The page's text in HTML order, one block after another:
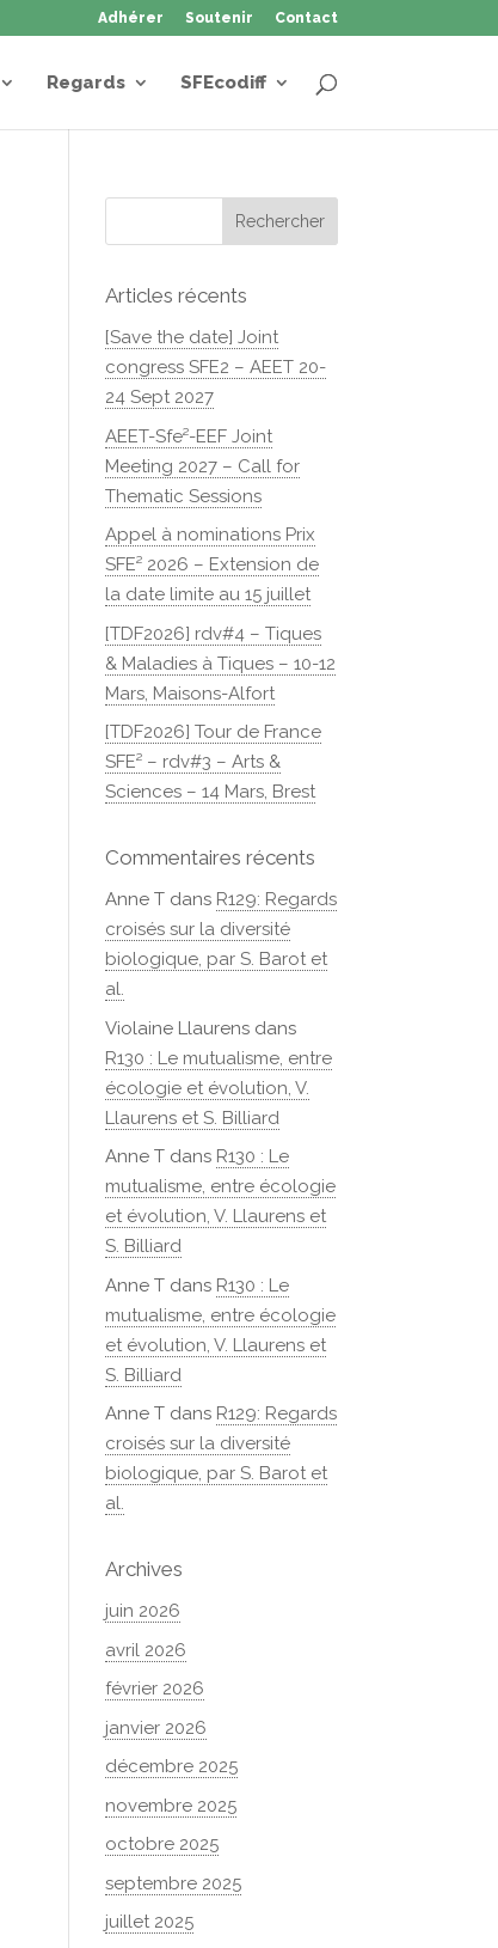
Adhérer Soutenir Contact
Regards SFEcodiff
Articles récents
[Save the date] Joint
congress SFE2 – AEET 20-
24 Sept 2027
AEET-Sfe²-EEF Joint
Meeting 2027 – Call for
Thematic Sessions
Appel à nominations Prix
SFE² 2026 – Extension de
la date limite au 15 juillet
[TDF2026] rdv#4 – Tiques
& Maladies à Tiques – 10-12
Mars, Maisons-Alfort
[TDF2026] Tour de France
SFE² – rdv#3 – Arts &
Sciences – 14 Mars, Brest
Commentaires récents
Anne T dans R129: Regards
croisés sur la diversité
biologique, par S. Barot et
al.
Violaine Llaurens dans
R130 : Le mutualisme, entre
écologie et évolution, V.
Llaurens et S. Billiard
Anne T dans R130 : Le
mutualisme, entre écologie
et évolution, V. Llaurens et
S. Billiard
Anne T dans R130 : Le
mutualisme, entre écologie
et évolution, V. Llaurens et
S. Billiard
Anne T dans R129: Regards
croisés sur la diversité
biologique, par S. Barot et
al.
Archives
juin 2026
avril 2026
février 2026
janvier 2026
décembre 2025
novembre 2025
octobre 2025
septembre 2025
juillet 2025